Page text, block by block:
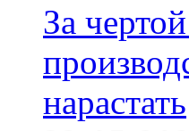
За
нарастать